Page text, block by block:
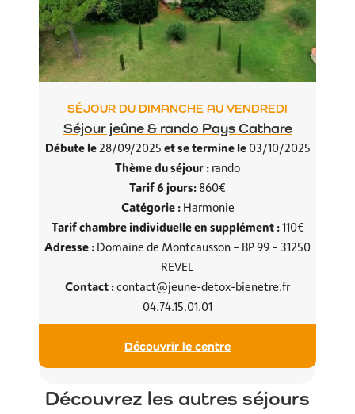
SÉJOUR DU DIMANCHE AU VENDREDI
Séjour jeûne & rando Pays Cathare
Débute le28/09/2025 et se termine le03/10/2025
Thème du séjour : rando
Tarif 6 jours: 860€
Catégorie :Harmonie
Tarif chambre individuelle en supplément :110€
Adresse : Domaine de Montcausson – BP 99 – 31250
REVEL
Contact :contact@jeune-detox-bienetre.fr
04.74.15.01.01
Découvrir le centre
Découvrez les autres séjours